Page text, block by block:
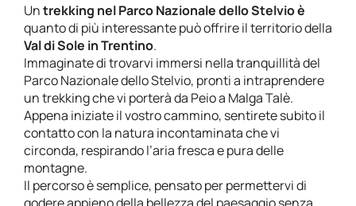
Untrekking nel Parco Nazionale dello Stelvio è
quanto di più interessante può offrire il territorio della
Val di Sole in Trentino.
Immaginate di trovarvi immersi nella tranquillità del
Parco Nazionale dello Stelvio, pronti a intraprendere
un trekking che vi porterà da Peio a Malga Talè.
Appena iniziate il vostro cammino, sentirete subito il
contatto con la natura incontaminata che vi
circonda, respirando l’aria fresca e pura delle
montagne.
Il percorso è semplice, pensato per permettervi di
godere appieno della bellezza del paesaggio senza